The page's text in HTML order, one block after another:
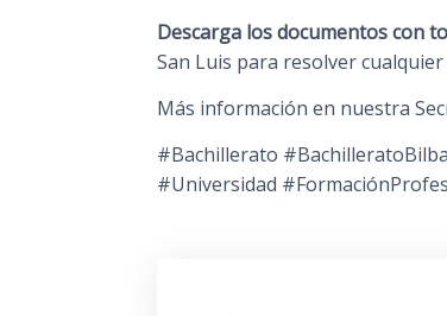
Descarga los documentos con
San Luis para resolver cualquier
Más información en nuestra
#Bachillerato
#Universidad